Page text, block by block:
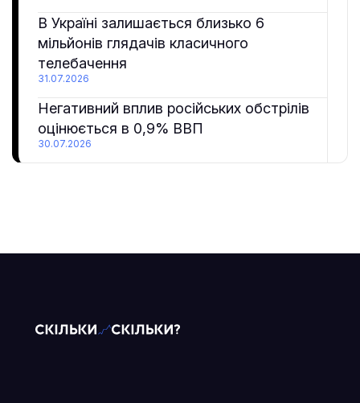
В Україні залишається близько 6
мільйонів глядачів класичного
телебачення
31.07.2026
Негативний вплив російських обстрілів
оцінюється в 0,9% ВВП
30.07.2026